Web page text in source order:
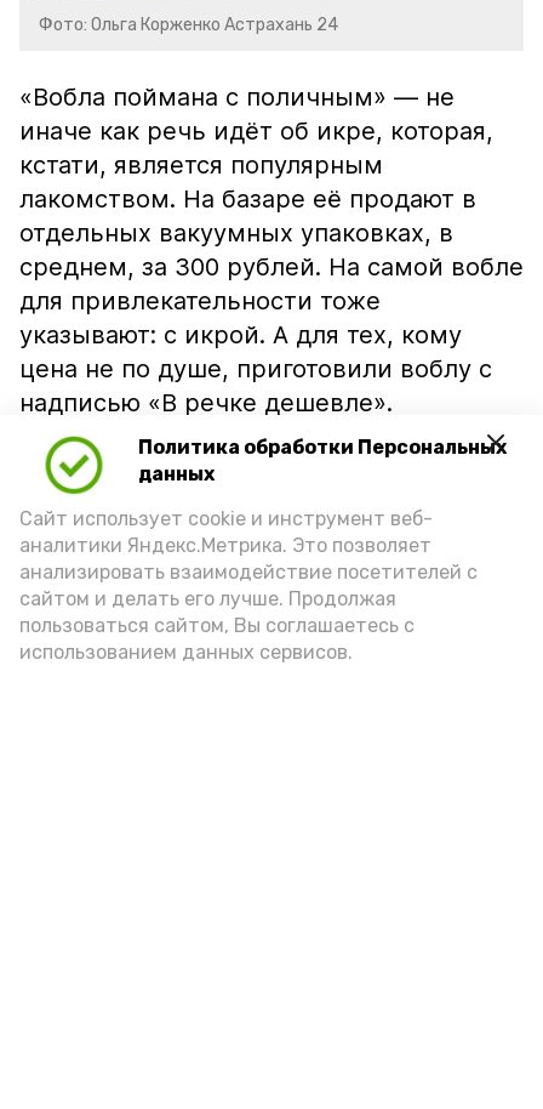
Политика обработки Персональных
данных
Сайт использует cookie и инструмент веб-
аналитики Яндекс.Метрика. Это позволяет
анализировать взаимодействие посетителей с
сайтом и делать его лучше. Продолжая
пользоваться сайтом, Вы соглашаетесь с
использованием данных сервисов.
Фото: Ольга Корженко Астрахань 24
«Вобла поймана с поличным» — не
иначе как речь идёт об икре, которая,
кстати, является популярным
лакомством. На базаре её продают в
отдельных вакуумных упаковках, в
среднем, за 300 рублей. На самой вобле
для привлекательности тоже
указывают: с икрой. А для тех, кому
цена не по душе, приготовили воблу с
надписью «В речке дешевле».